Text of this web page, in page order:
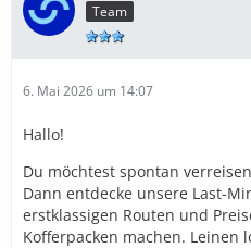
Team
6. Mai 2026 um 14:07
Hallo!
Du möchtest spontan
Dann entdecke unsere Last-
erstklassigen Routen und
Kofferpacken machen. Leinen